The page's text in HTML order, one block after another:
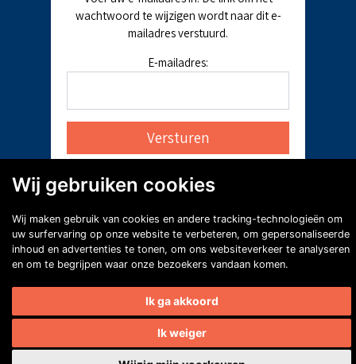
wachtwoord te wijzigen wordt naar dit e-
mailadres verstuurd.
E-mailadres:
Wij gebruiken cookies
Wij maken gebruik van cookies en andere tracking-technologieën om
uw surfervaring op onze website te verbeteren, om gepersonaliseerde
inhoud en advertenties te tonen, om ons websiteverkeer te analyseren
en om te begrijpen waar onze bezoekers vandaan komen.
Ik ga akkoord
Ik weiger